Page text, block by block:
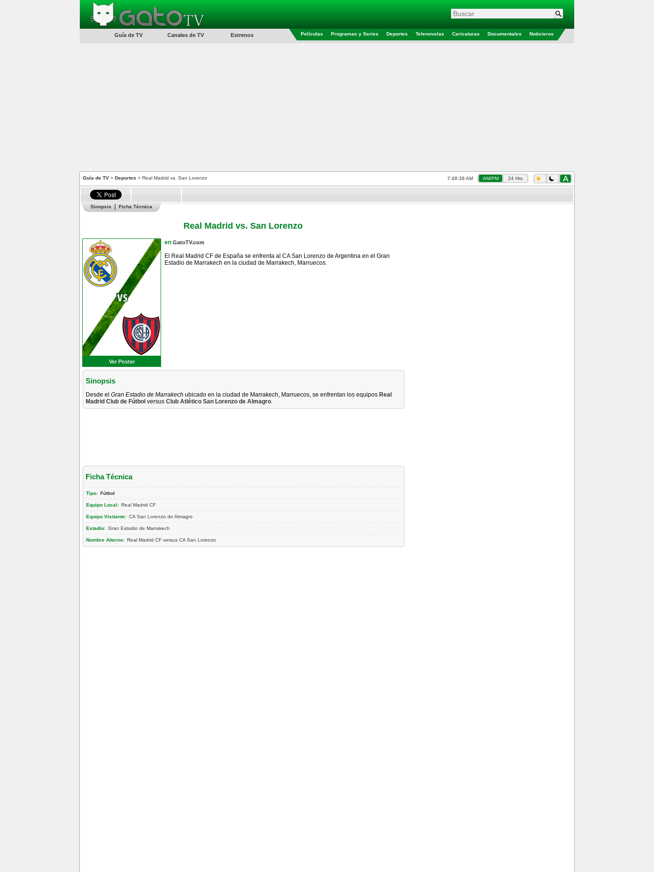
Guía de TV Canales de TV Estrenos Películas Programas y Series Deportes Telenovelas Caricaturas Documentales Noticieros
Guía de TV > Deportes > Real Madrid vs. San Lorenzo 7:48:39 AM AM/PM 24 Hrs
Sinopsis Ficha Técnica
Real Madrid vs. San Lorenzo
Ver Poster
en GatoTV.com
El Real Madrid CF de España se enfrenta al CA San Lorenzo de Argentina en el Gran
Estadio de Marrakech en la ciudad de Marrakech, Marruecos.
Sinopsis
Desde el Gran Estadio de Marrakech ubicado en la ciudad de Marrakech, Marruecos, se enfrentan los equipos Real
Madrid Club de Fútbol versus Club Atlético San Lorenzo de Almagro.
Ficha Técnica
Tipo: Fútbol
Equipo Local: Real Madrid CF
Equipo Visitante: CA San Lorenzo de Almagro
Estadio: Gran Estadio de Marrakech
Nombre Alterno: Real Madrid CF versus CA San Lorenzo